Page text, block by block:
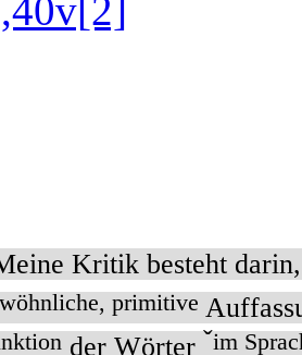
Kritik besteht
primitive
der Wörter ˇim